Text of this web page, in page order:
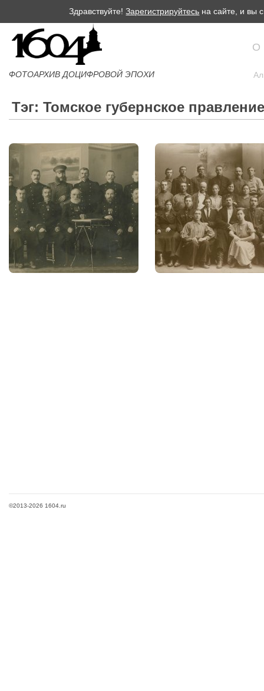
Здравствуйте!Зарегистрируйтесь на сайте, и вы
ФОТОАРХИВ ДОЦИФРОВОЙ ЭПОХИ
О
Тэг: Томское губернское правление
©2013-2026 1604.ru